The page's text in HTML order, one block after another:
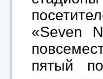
«Seven
пятый